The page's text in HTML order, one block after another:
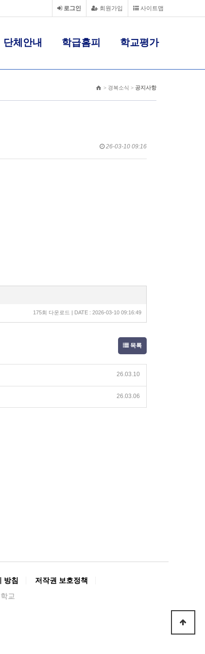
사이트맵
회원가입
로그인
단체안내 학급홈피 학교평가
> 경복소식 > 공지사항
26-03-10 09:16
175회 다운로드 | DATE : 2026-03-10 09:16:49
목록
26.03.10
26.03.06
방침
저작권 보호정책
교